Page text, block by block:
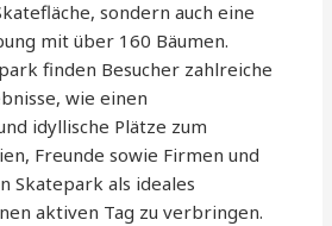
sondern auch eine
mit über 160 Bäumen.
finden Besucher zahlreiche
wie einen
idyllische Plätze zum
Freunde sowie Firmen und
Skatepark als ideales
aktiven Tag zu verbringen.